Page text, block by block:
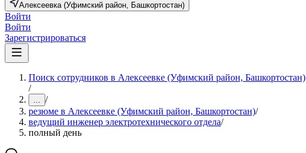
Алексеевка (Уфимский район, Башкортостан)
Войти
Войти
Зарегистрироваться
Поиск сотрудников в Алексеевке (Уфимский район, Башкортостан)
/
... /
резюме в Алексеевке (Уфимский район, Башкортостан)/
ведущий инженер электротехнического отдела/
полный день